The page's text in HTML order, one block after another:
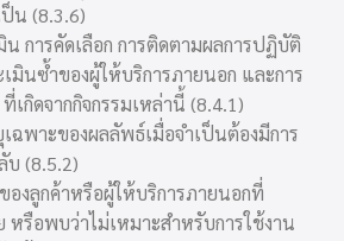
น (8.3.6)
การคัดเลือก การติดตามผลการปฏิบัติ
มินซ้ำของผู้ให้บริการภายนอก และการ
เกิดจากกิจกรรมเหล่านี้ (8.4.1)
ฉพาะของผลลัพธ์เมื่อจำเป็นต้องมีการ
บ (8.5.2)
งลูกค้าหรือผู้ให้บริการภายนอกที่
หรือพบว่าไม่เหมาะสำหรับการใช้งาน